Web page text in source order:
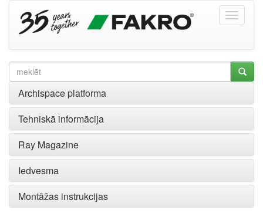
Archispace platforma
Tehniskā informācija
Ray Magazine
Iedvesma
Montāžas instrukcijas